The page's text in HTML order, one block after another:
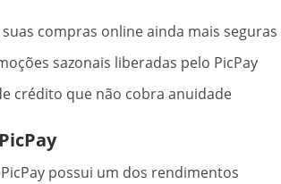
suas compras online ainda mais seguras
sazonais liberadas pelo PicPay
crédito que não cobra anuidade
possui um dos rendimentos